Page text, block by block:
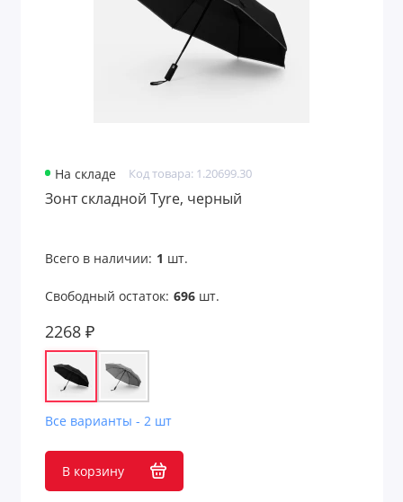
Товары для сауны
Товары из бамбука
Товары с поверхностью soft-touch
Украшения мужские
Фоторамки
Фурнитура
На складе Код товара: 1.20699.30
Зонт складной Tyre, черный
Всего в наличии: 1 шт.
Свободный остаток: 696шт.
2268 ₽
Все варианты - 2 шт
В корзину